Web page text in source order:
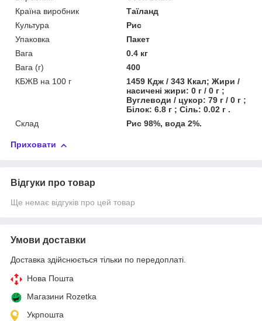
Країна виробник
Таїланд
Культура
Рис
Упаковка
Пакет
Вага
0.4 кг
Вага (г)
400
КБЖВ на 100 г
1459 Кдж / 343 Ккал; Жири /
насичені жири: 0 г / 0 г ;
Вуглеводи / цукор: 79 г / 0 г ;
Білок: 6.8 г ; Сіль: 0.02 г .
Склад
Рис 98%, вода 2%.
Приховати
Відгуки про товар
Ще немає відгуків про цей товар
Умови доставки
Доставка здійснюється тільки по передоплаті.
Нова Пошта
Магазини Rozetka
Укрпошта